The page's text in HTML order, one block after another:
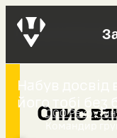
ССО
Набув досвід
його тобі без
Опис